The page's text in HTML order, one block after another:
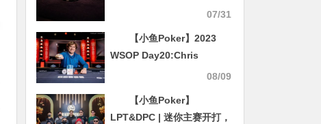
07/31
【小鱼Poker】2023
WSOP Day20:Chris
Brewer获得$250k超级豪客
者造型现身赛场
08/09
【小鱼Poker】
LPT&DPC | 迷你主赛开打，